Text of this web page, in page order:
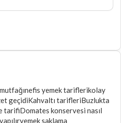
nefis yemek tariflerikolay
geçidiKahvaltı tarifleriBuzlukta
tarifiDomates konservesi nasıl
yemek saklama